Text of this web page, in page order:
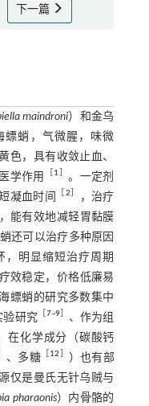
下一篇
maindroni）和金乌
螵蛸，气微腥，味微
色，具有收敛止血、
学作用
［1］ 。一定剂
凝血时间
［2］
，治疗
，能有效地减轻胃黏膜
还可以治疗多种原因
，明显缩短治疗周期
效稳定，价格低廉易
螵蛸的研究多数集中
验研究 ［7~9］ 、作为组
在化学成分（碳酸钙
、多糖［12］
）也有部
仅是曼氏无针乌贼与
pharaonis）内骨骼的